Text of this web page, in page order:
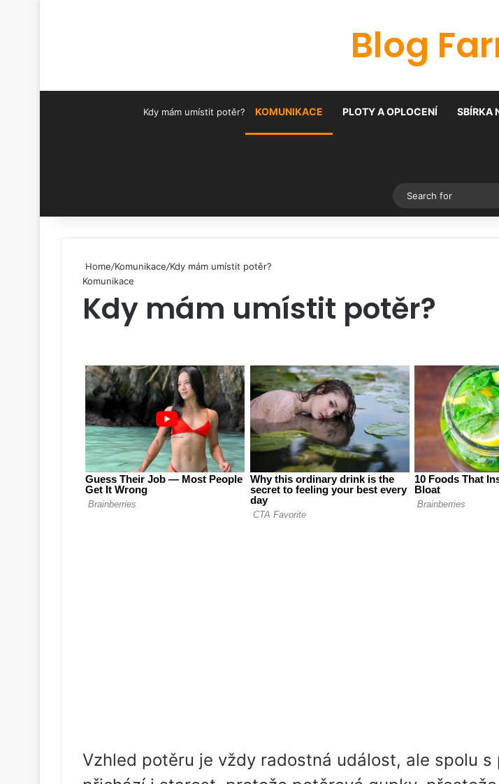
Blog
Kdy mám umístit potěr? KOMUNIKACE PLOTY A OPLOCENÍ SBÍRKA
Switch skin
Home/Komunikace/Kdy mám umístit potěr?
Komunikace
Kdy mám umístit potěr?
Vzhled potěru je vždy radostná událost, ale spolu s